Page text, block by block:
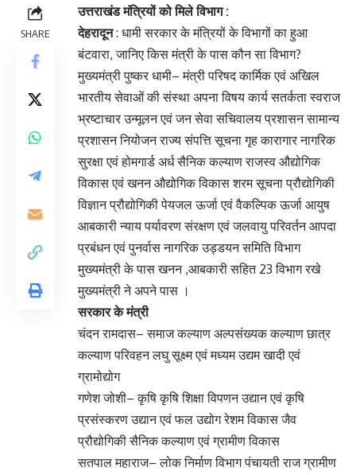
SHARE
उत्तराखंड मंत्रियों को मिले विभाग :
देहरादून: धामी सरकार के मंत्रियों के विभागों का हुआ
बंटवारा, जानिए किस मंत्री के पास कौन सा विभाग?
मुख्यमंत्री पुष्कर धामी– मंत्री परिषद कार्मिक एवं अखिल
भारतीय सेवाओं की संस्था अपना विषय कार्य सतर्कता स्वराज
भ्रष्टाचार उन्मूलन एवं जन सेवा सचिवालय प्रशासन सामान्य
प्रशासन नियोजन राज्य संपत्ति सूचना गृह कारागार नागरिक
सुरक्षा एवं होमगार्ड अर्ध सैनिक कल्याण राजस्व औद्योगिक
विकास एवं खनन औद्योगिक विकास शरम सूचना प्रौद्योगिकी
विज्ञान प्रौद्योगिकी पेयजल ऊर्जा एवं वैकल्पिक ऊर्जा आयुष
आबकारी न्याय पर्यावरण संरक्षण एवं जलवायु परिवर्तन आपदा
प्रबंधन एवं पुनर्वास नागरिक उड्डयन समिति विभाग
मुख्यमंत्री के पास खनन ,आबकारी सहित 23 विभाग रखे
मुख्यमंत्री ने अपने पास ।
सरकार के मंत्री
चंदन रामदास– समाज कल्याण अल्पसंख्यक कल्याण छात्र
कल्याण परिवहन लघु सूक्ष्म एवं मध्यम उद्यम खादी एवं
ग्रामोद्योग
गणेश जोशी– कृषि कृषि शिक्षा विपणन उद्यान एवं कृषि
प्रसंस्करण उद्यान एवं फल उद्योग रेशम विकास जैव
प्रौद्योगिकी सैनिक कल्याण एवं ग्रामीण विकास
सतपाल महाराज– लोक निर्माण विभाग पंचायती राज ग्रामीण